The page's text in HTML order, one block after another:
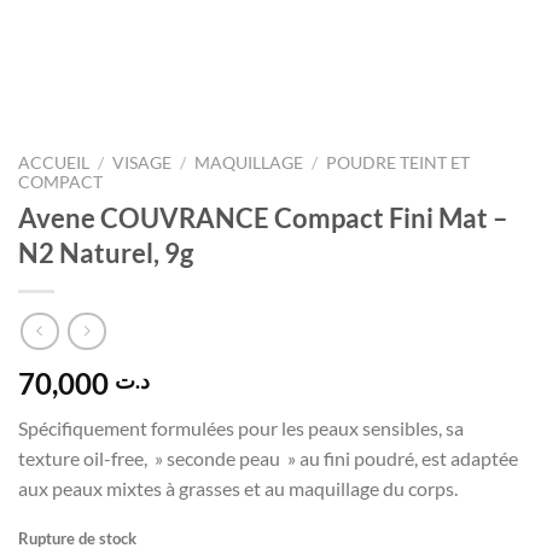
ACCUEIL / VISAGE / MAQUILLAGE / POUDRE TEINT ET
COMPACT
Avene COUVRANCE Compact Fini Mat –
N2 Naturel, 9g
د.ت
Spécifiquement formulées pour les peaux sensibles, sa
texture oil-free, » seconde peau » au fini poudré, est adaptée
aux peaux mixtes à grasses et au maquillage du corps.
Rupture de stock